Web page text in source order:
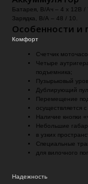
Батарея, В/Ач – 4 х 12В /
Зарядка, В/А – 48 / 10.
Особенности и
Комфорт
Счетчик
Четыре
подъемника;
Пузырьковый
Дублирующий
Перемещение
осуществляется
Наличие кнопки
Небольшие
в узких
Специальные
для вилочного
Надежность